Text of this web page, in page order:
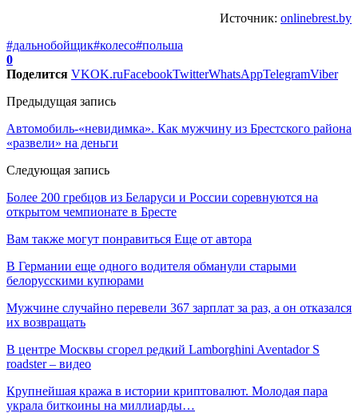
Источник: onlinebrest.by
#дальнобойщик#колесо#польша
0
Поделится VKOK.ruFacebookTwitterWhatsAppTelegramViber
Предыдущая запись
Автомобиль-«невидимка». Как мужчину из Брестского района
«развели» на деньги
Следующая запись
Более 200 гребцов из Беларуси и России соревнуются на
открытом чемпионате в Бресте
Вам также могут понравиться Еще от автора
В Германии еще одного водителя обманули старыми
белорусскими купюрами
Мужчине случайно перевели 367 зарплат за раз, а он отказался
их возвращать
В центре Москвы сгорел редкий Lamborghini Aventador S
roadster – видео
Крупнейшая кража в истории криптовалют. Молодая пара
украла биткоины на миллиарды…